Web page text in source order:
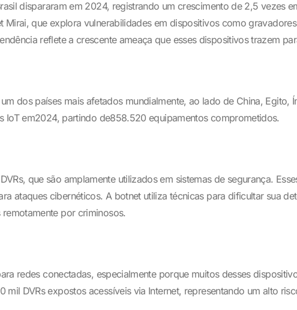
dispararam em 2024, registrando um crescimento de 2,5 vezes
que explora vulnerabilidades em dispositivos como
reflete a crescente ameaça que esses dispositivos trazem
dos países mais afetados mundialmente, ao lado de China, Egito,
IoT em2024, partindo de858.520 equipamentos comprometidos.
que são amplamente utilizados em sistemas de segurança.
ataques cibernéticos. A botnet utiliza técnicas para dificultar sua
por criminosos.
redes conectadas, especialmente porque muitos desses
DVRs expostos acessíveis via Internet, representando um alto